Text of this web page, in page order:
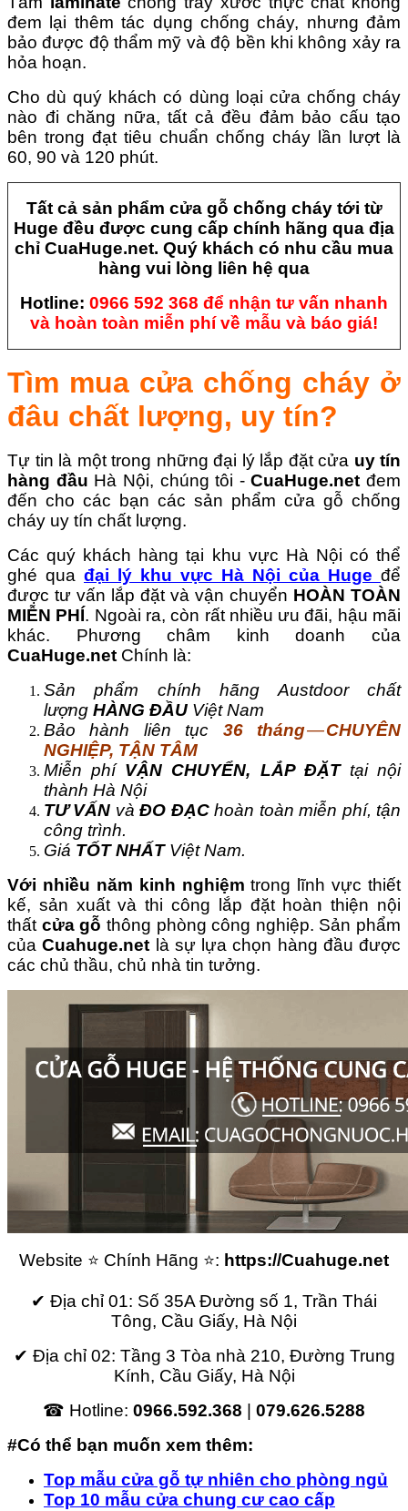
đem lại thêm tác dụng chống cháy, nhưng đảm
bảo được độ thẩm mỹ và độ bền khi không xảy ra
hỏa hoạn.
Cho dù quý khách có dùng loại cửa chống cháy
nào đi chăng nữa, tất cả đều đảm bảo cấu tạo
bên trong đạt tiêu chuẩn chống cháy lần lượt là
60, 90 và 120 phút.
Tất cả sản phẩm cửa gỗ chống cháy tới từ
Huge đều được cung cấp chính hãng qua địa
chỉ CuaHuge.net. Quý khách có nhu cầu mua
hàng vui lòng liên hệ qua
Hotline: 0966 592 368 để nhận tư vấn nhanh
và hoàn toàn miễn phí về mẫu và báo giá!
Tìm mua cửa chống cháy ở
đâu chất lượng, uy tín?
Tự tin là một trong những đại lý lắp đặt cửa uy tín
hàng đầu Hà Nội, chúng tôi -CuaHuge.net đem
đến cho các bạn các sản phẩm cửa gỗ chống
cháy uy tín chất lượng.
Các quý khách hàng tại khu vực Hà Nội có thể
ghé qua đại lý khu vực Hà Nội của Huge để
được tư vấn lắp đặt và vận chuyển HOÀN TOÀN
MIỄN PHÍ. Ngoài ra, còn rất nhiều ưu đãi, hậu mãi
khác. Phương châm kinh doanh của
CuaHuge.net Chính là:
Sản phẩm chính hãng Austdoor chất
lượng HÀNG ĐẦU Việt Nam
Bảo hành liên tục 36 tháng—CHUYÊN
NGHIỆP, TẬN TÂM
Miễn phí VẬN CHUYỂN, LẮP ĐẶTtại nội
thành Hà Nội
TƯ VẤN vàĐO ĐẠChoàn toàn miễn phí, tận
công trình.
Giá TỐT NHẤTViệt Nam.
Với nhiều năm kinh nghiệmtrong lĩnh vực thiết
kế, sản xuất và thi công lắp đặt hoàn thiện nội
thất cửa gỗ thông phòng công nghiệp. Sản phẩm
củaCuahuge.net là sự lựa chọn hàng đầu được
các chủ thầu, chủ nhà tin tưởng.
Website ⭐ Chính Hãng ⭐: https://Cuahuge.net
✔ Địa chỉ 01: Số 35A Đường số 1, Trần Thái
Tông, Cầu Giấy, Hà Nội
✔ Địa chỉ 02: Tầng 3 Tòa nhà 210, Đường Trung
Kính, Cầu Giấy, Hà Nội
☎ Hotline: 0966.592.368
079.626.5288
#Có thể bạn muốn xem thêm:
Top mẫu cửa gỗ tự nhiên cho phòng ngủ
Top 10 mẫu cửa chung cư cao cấp